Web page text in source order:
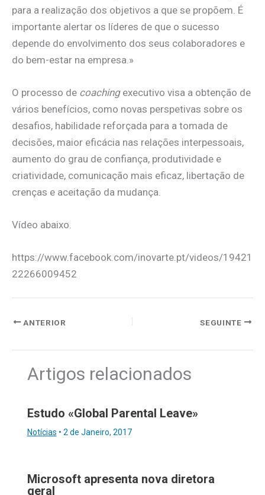
para a realização dos objetivos a que se propõem. É
importante alertar os líderes de que o sucesso
depende do envolvimento dos seus colaboradores e
do bem-estar na empresa.»
O processo de coachingexecutivo visa a obtenção de
vários benefícios, como novas perspetivas sobre os
desafios, habilidade reforçada para a tomada de
decisões, maior eficácia nas relações interpessoais,
aumento do grau de confiança, produtividade e
criatividade, comunicação mais eficaz, libertação de
crenças e aceitação da mudança.
Vídeo abaixo.
https://www.facebook.com/inovarte.pt/videos/19421
22266009452
ANTERIOR SEGUINTE
Artigos relacionados
Estudo «Global Parental Leave»
Notícias • 2 de Janeiro, 2017
Microsoft apresenta nova diretora
geral